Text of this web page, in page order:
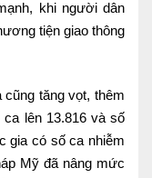
khi người dân
tiện giao thông
tăng vọt, thêm
lên 13.816 và số
gia có số ca nhiễm
Mỹ đã nâng mức